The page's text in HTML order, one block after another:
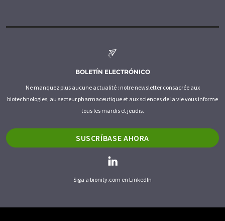
BOLETÍN ELECTRÓNICO
Ne manquez plus aucune actualité : notre newsletter consacrée aux
biotechnologies, au secteur pharmaceutique et aux sciences de la vie vous informe
tous les mardis et jeudis.
SUSCRÍBASE AHORA
Siga a bionity.com en LinkedIn